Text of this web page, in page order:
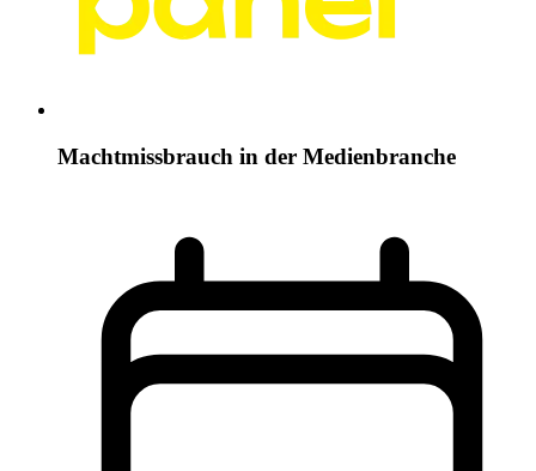
Machtmissbrauch in der Medienbranche